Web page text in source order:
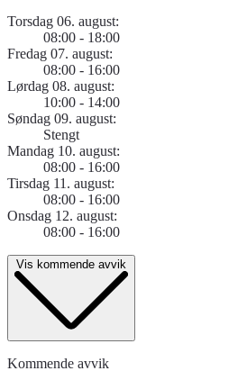
Torsdag 06. august:
08:00 - 18:00
Fredag 07. august:
08:00 - 16:00
Lørdag 08. august:
10:00 - 14:00
Søndag 09. august:
Stengt
Mandag 10. august:
08:00 - 16:00
Tirsdag 11. august:
08:00 - 16:00
Onsdag 12. august:
08:00 - 16:00
Vis kommende avvik
Kommende avvik